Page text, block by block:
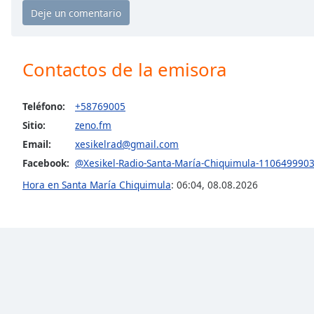
window.
Color
Opacity
Color
Contactos de la emisora
Teléfono:
+58769005
Sitio:
zeno.fm
Email:
xesikelrad@gmail.com
Facebook: @Xesikel-Radio-Santa-María-Chiquimula-
Hora en Santa María Chiquimula: 06:04, 08.08.2026